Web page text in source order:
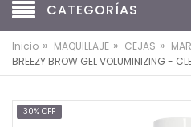
CATEGORÍAS
Inicio » MAQUILLAJE » CEJAS »
BREEZY BROW GEL VOLUMINIZING -
30% OFF